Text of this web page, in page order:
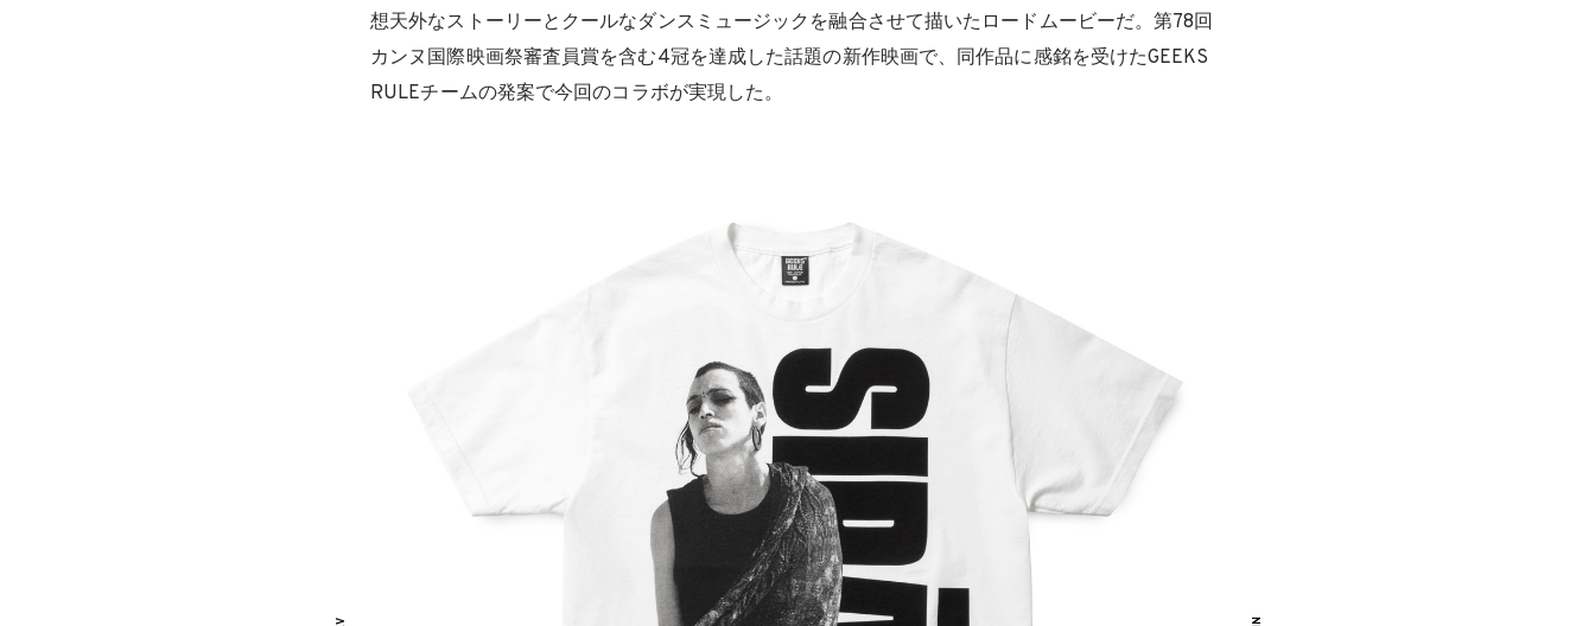
想天外なストーリーとクールなダンスミュージックを融合させて描いたロードムービーだ。第78回
カンヌ国際映画祭審査員賞を含む4冠を達成した話題の新作映画で、同作品に感銘を受けたGEEKS
RULEチームの発案で今回のコラボが実現した。